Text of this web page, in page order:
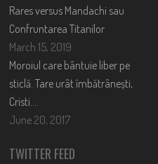
Rares versus Mandachi sau
Confruntarea Titanilor
March 15, 2019
Moroiul care bântuie liber pe
sticlă. Tare urât îmbătrânești,
Cristi….
June 20, 2017
TWITTER FEED